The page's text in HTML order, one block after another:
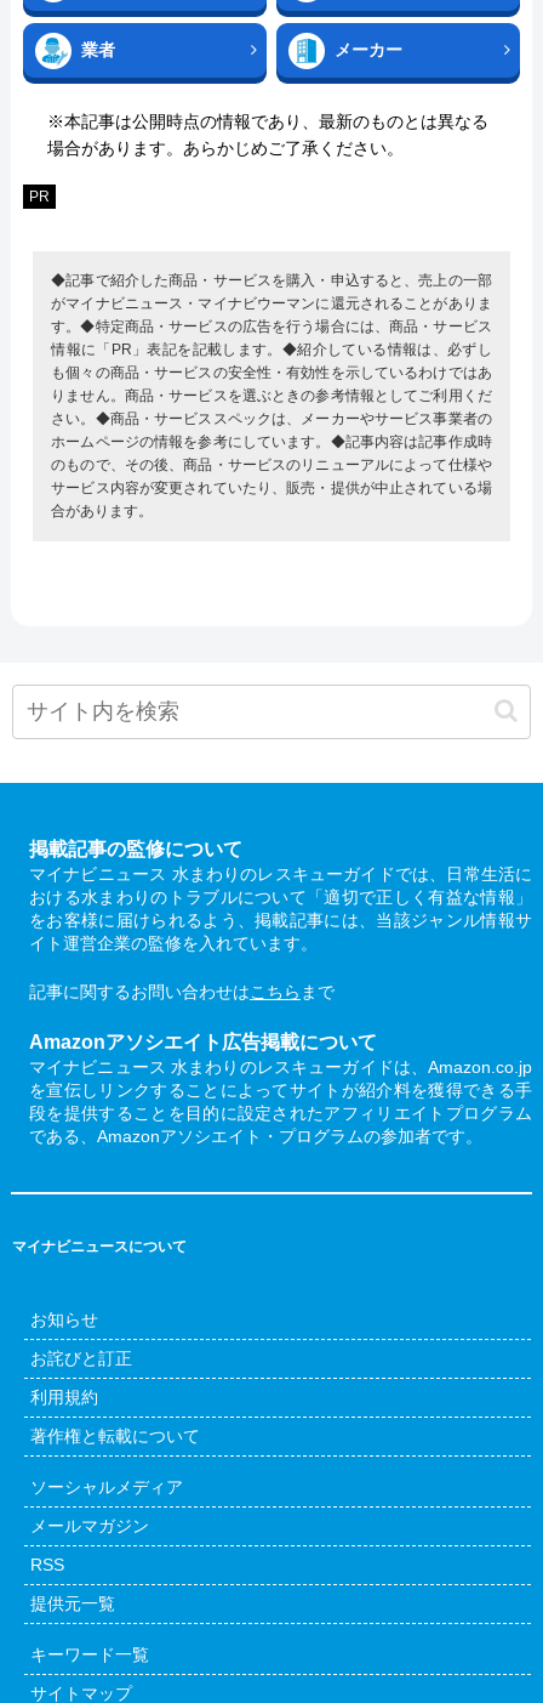
業者 メーカー
※本記事は公開時点の情報であり、最新のものとは異なる
場合があります。あらかじめご了承ください。
PR
◆記事で紹介した商品・サービスを購入・申込すると、売上の一部
がマイナビニュース・マイナビウーマンに還元されることがありま
す。◆特定商品・サービスの広告を行う場合には、商品・サービス
情報に「PR」表記を記載します。◆紹介している情報は、必ずし
も個々の商品・サービスの安全性・有効性を示しているわけではあ
りません。商品・サービスを選ぶときの参考情報としてご利用くだ
さい。◆商品・サービススペックは、メーカーやサービス事業者の
ホームページの情報を参考にしています。◆記事内容は記事作成時
のもので、その後、商品・サービスのリニューアルによって仕様や
サービス内容が変更されていたり、販売・提供が中止されている場
合があります。
掲載記事の監修について
マイナビニュース 水まわりのレスキューガイドでは、日常生活に
おける水まわりのトラブルについて「適切で正しく有益な情報」
をお客様に届けられるよう、掲載記事には、当該ジャンル情報サ
イト運営企業の監修を入れています。
記事に関するお問い合わせはこちら まで
Amazonアソシエイト広告掲載について
マイナビニュース 水まわりのレスキューガイドは、Amazon.co.jp
を宣伝しリンクすることによってサイトが紹介料を獲得できる手
段を提供することを目的に設定されたアフィリエイトプログラム
である、Amazonアソシエイト・プログラムの参加者です。
マイナビニュースについて
お知らせ
お詫びと訂正
利用規約
著作権と転載について
ソーシャルメディア
メールマガジン
RSS
提供元一覧
キーワード一覧
サイトマップ